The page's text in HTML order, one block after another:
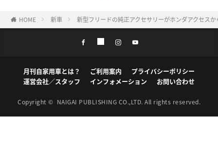
HOME 新車 新型フリードの純正アクセサリーがホンダアクセス
月刊自家用車とは？ ご利用案内
プライバシーポリシー
運営会社／スタッフ
インフォメーション お問い合わせ
Copyright © NAIGAI PUBLISHING CO.,LTD. All rights reserved.